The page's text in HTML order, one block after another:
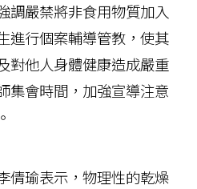
調嚴禁將非食用物質加入
進行個案輔導管教，使其
對他人身體健康造成嚴重
集會時間，加強宣導注意
倩瑜表示，物理性的乾燥